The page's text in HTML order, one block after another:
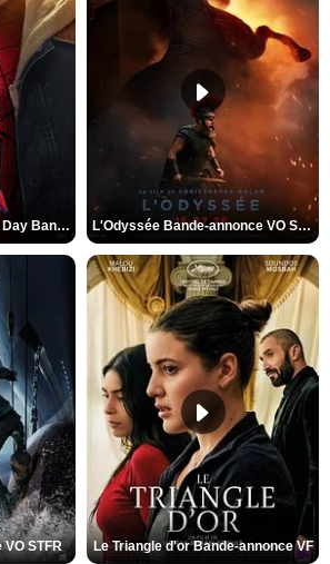
Spider-Man: Brand New Day Bande-annonce VO STFR L'Odyssée Bande-annonce VO STFR
STFR Le Triangle d'or Bande-annonce VF